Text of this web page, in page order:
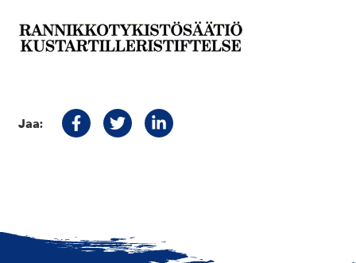
Jaa:
Jaa Facebookissa
Jaa TwitterissäJaa Linkedinissä